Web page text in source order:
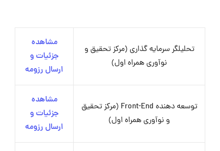
تحلیلگر سرمایه گذاری (مرکز تحقیق و
نوآوری همراه اول)
مشاهده
جزئیات و
ارسال رزومه
توسعه دهنده Front-End (مرکز تحقیق
و نوآوری همراه اول)
مشاهده
جزئیات و
ارسال رزومه